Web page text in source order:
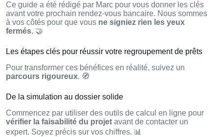
Ce guide a été rédigé par Marc pour vous donner les clés
avant votre prochain rendez-vous bancaire. Nous sommes
à vos côtés pour que vous ne signiez rien les yeux
fermés. 🤝
Les étapes clés pour réussir votre regroupement de prêts
Pour transformer ces bénéfices en réalité, suivez un
parcours rigoureux. 🧭
De la simulation au dossier solide
Commencez par utiliser des outils de calcul en ligne pour
vérifier la faisabilité du projet avant de contacter un
expert. Soyez précis sur vos chiffres. 📊